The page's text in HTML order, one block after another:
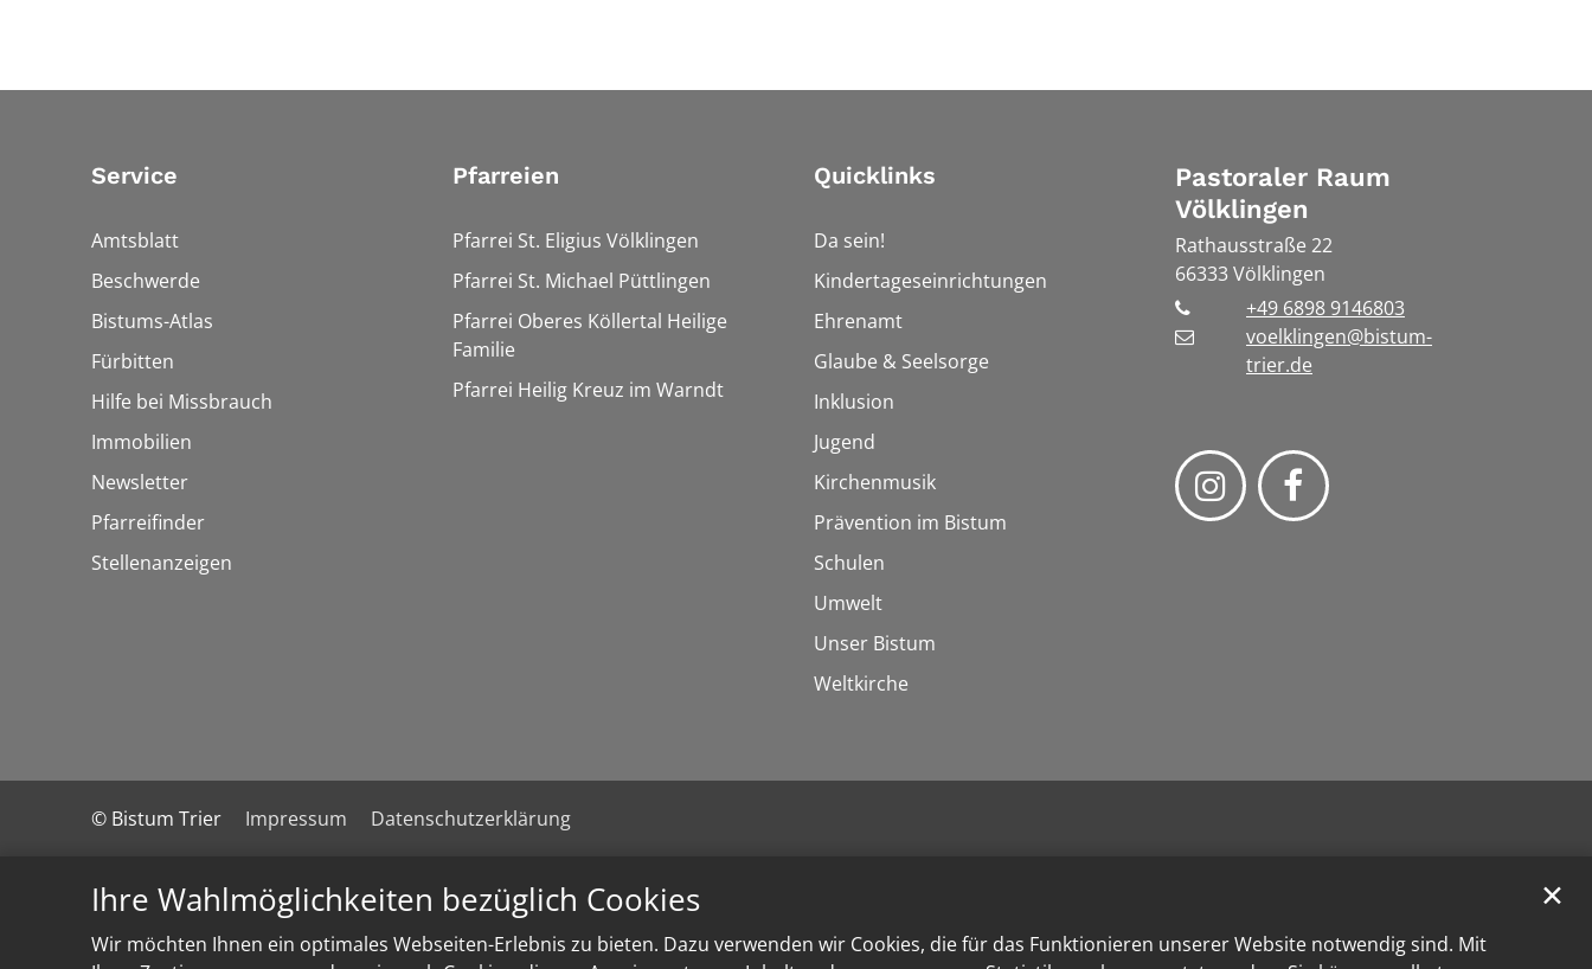
Ihre Wahlmöglichkeiten bezüglich Cookies
Wir möchten Ihnen ein optimales Webseiten-Erlebnis zu bieten. Dazu verwenden wir Cookies, die für das Funktionieren unserer Website notwendig sind. Mit
✕
Service
Amtsblatt
Beschwerde
Bistums-Atlas
Fürbitten
Hilfe bei Missbrauch
Immobilien
Newsletter
Pfarreifinder
Stellenanzeigen
Pfarreien
Pfarrei St. Eligius Völklingen
Pfarrei St. Michael Püttlingen
Pfarrei Oberes Köllertal Heilige
Familie
Pfarrei Heilig Kreuz im Warndt
Quicklinks
Da sein!
Kindertageseinrichtungen
Ehrenamt
Glaube & Seelsorge
Inklusion
Jugend
Kirchenmusik
Prävention im Bistum
Schulen
Umwelt
Unser Bistum
Weltkirche
Pastoraler Raum
Völklingen
Rathausstraße 22
66333 Völklingen
+49 6898 9146803
voelklingen@bistum-
trier.de
© Bistum Trier Impressum Datenschutzerklärung